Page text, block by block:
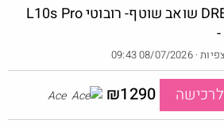
@YuvalS04
· ·
DREAME שואב שוטף- רובוטי L10s Pro
לרכישה ₪1290
Ace